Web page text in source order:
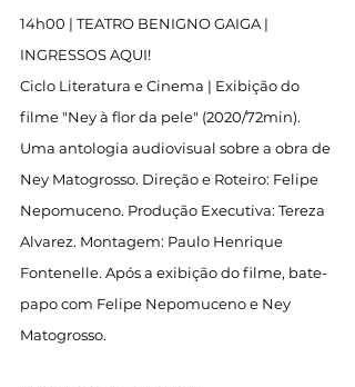
14h00 | TEATRO BENIGNO GAIGA |
INGRESSOS AQUI!
Ciclo Literatura e Cinema | Exibição do
filme "Ney à flor da pele" (2020/72min).
Uma antologia audiovisual sobre a obra de
Ney Matogrosso. Direção e Roteiro: Felipe
Nepomuceno. Produção Executiva: Tereza
Alvarez. Montagem: Paulo Henrique
Fontenelle. Após a exibição do filme, bate-
papo com Felipe Nepomuceno e Ney
Matogrosso.